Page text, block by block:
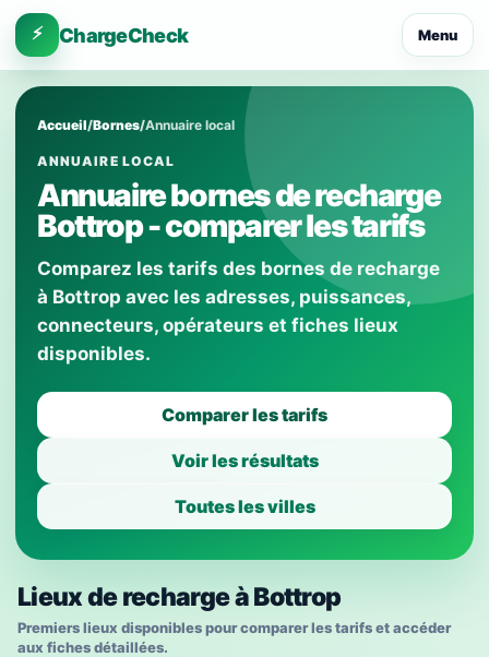
⚡ ChargeCheck Menu
Accueil/Bornes/Annuaire local
ANNUAIRE LOCAL
Annuaire bornes de recharge
Bottrop - comparer les tarifs
Comparez les tarifs des bornes de recharge
à Bottrop avec les adresses, puissances,
connecteurs, opérateurs et fiches lieux
disponibles.
Comparer les tarifs
Voir les résultats
Toutes les villes
Lieux de recharge à Bottrop
Premiers lieux disponibles pour comparer les tarifs et accéder
aux fiches détaillées.